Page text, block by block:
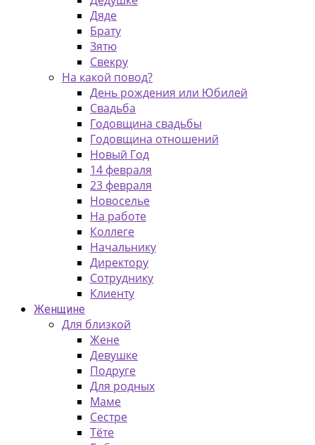
Дяде
Брату
Зятю
Свекру
На какой повод?
День рождения или Юбилей
Свадьба
Годовщина свадьбы
Годовщина отношений
Новый Год
14 февраля
23 февраля
Новоселье
На работе
Коллеге
Начальнику
Директору
Сотруднику
Клиенту
Женщине
Для близкой
Жене
Девушке
Подруге
Для родных
Маме
Сестре
Тёте